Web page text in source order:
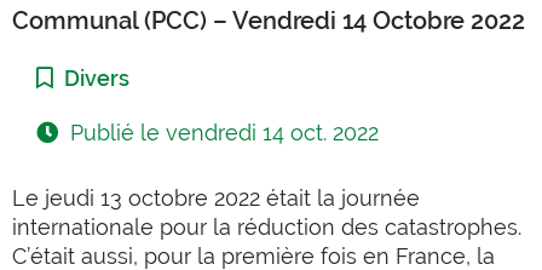
Communal (PCC) – Vendredi 14 Octobre 2022
Catégorie :
Divers
Publié le vendredi 14 oct. 2022
Le jeudi 13 octobre 2022 était la journée
internationale pour la réduction des catastrophes.
C’était aussi, pour la première fois en France, la